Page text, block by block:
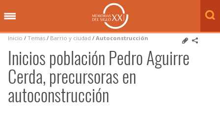
Inicio / Temas / Barrio y ciudad / Autoconstrucción
Inicios población Pedro Aguirre
Cerda, precursoras en
autoconstrucción